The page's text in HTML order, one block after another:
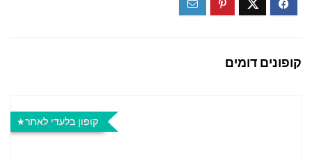
קופונים דומים
קופון בלעדי לאתר